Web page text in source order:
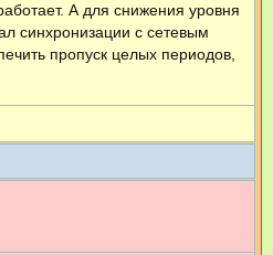
А для снижения уровня
синхронизации с сетевым
пропуск целых периодов,